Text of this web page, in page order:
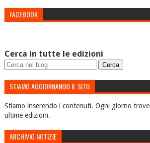
FACEBOOK
Cerca in tutte le edizioni
STIAMO AGGIORNANDO IL SITO
Stiamo inserendo i contenuti. Ogni giorno
ultime edizioni.
ARCHIVIO NOTIZIE